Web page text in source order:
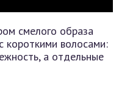
смелого образа
короткими волосами:
а отдельные